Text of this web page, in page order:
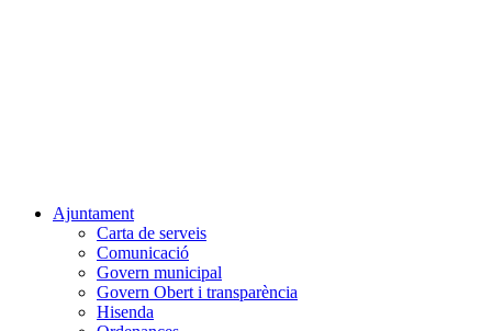
Ajuntament
Carta de serveis
Comunicació
Govern municipal
Govern Obert i transparència
Hisenda